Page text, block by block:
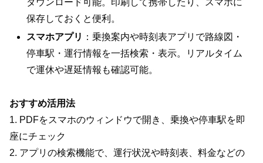
保存しておくと便利。
スマホアプリ ：乗換案内や時刻表アプリで路線図・
停車駅・運行情報を一括検索・表示。リアルタイム
で運休や遅延情報も確認可能。
おすすめ活用法
1. PDFをスマホのウィンドウで開き、乗換や停車駅を即
座にチェック
2. アプリの検索機能で、運行状況や時刻表、料金などの